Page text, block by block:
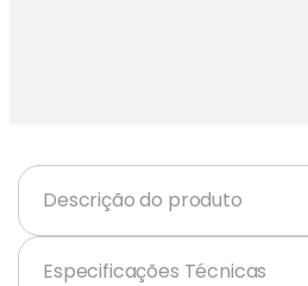
Descrição do produto
Especificações Técnicas